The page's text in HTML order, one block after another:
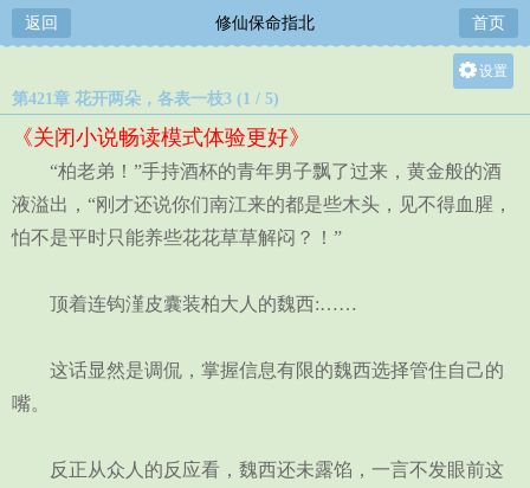
返回 修仙保命指北 首页
设置
中
小
第421章 花开两朵，各表一枝3 (1 / 5)
《关闭小说畅读模式体验更好》
“柏老弟！”手持酒杯的青年男子飘了过来，黄金般的酒
液溢出，“刚才还说你们南江来的都是些木头，见不得血腥，
怕不是平时只能养些花花草草解闷？！”
顶着连钩漌皮囊装柏大人的魏西:……
这话显然是调侃，掌握信息有限的魏西选择管住自己的
嘴。
反正从众人的反应看，魏西还未露馅，一言不发眼前这